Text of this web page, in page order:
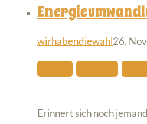
wirhabendiewahl26.
Erinnert sich noch